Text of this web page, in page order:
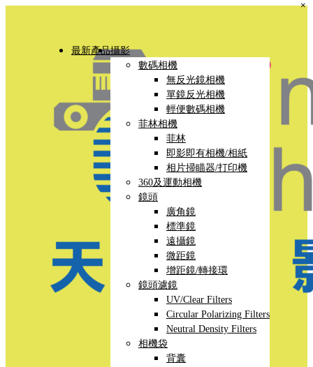
最新產品攝影
數碼相機
無反光鏡相機
單鏡反光相機
輕便數碼相機
菲林相機
菲林
即影即有相機/相紙
相片掃瞄器/打印機
360及運動相機
鏡頭
廣角鏡
標準鏡
遠攝鏡
微距鏡
增距鏡/轉接環
鏡頭濾鏡
UV/Clear Filters
Circular Polarizing Filters
Neutral Density Filters
相機袋
背囊
×